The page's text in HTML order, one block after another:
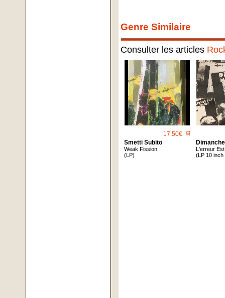
Genre Similaire
Consulter les articles
17.50€ 🛒
Smetti Subito
Weak Fission
(LP)
L'erreur
(LP 10 inch